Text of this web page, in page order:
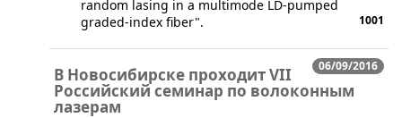
random lasing in a multimode LD-pumped
graded-index fiber".
1001
06/09/2016
В Новосибирске проходит VII
Российский семинар по волоконным
лазерам